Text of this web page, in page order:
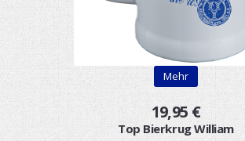
Mehr
19,95 €
Top Bierkrug William